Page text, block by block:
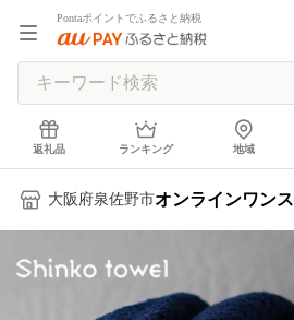
Pontaポイントでふるさと納税
返礼品 ランキング 地域
大阪府泉佐野市オンラインワン